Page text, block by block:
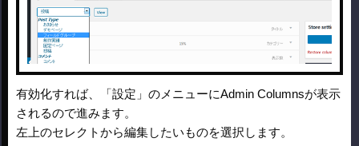
有効化すれば、「設定」のメニューにAdmin Columnsが表示
されるので進みます。
左上のセレクトから編集したいものを選択します。